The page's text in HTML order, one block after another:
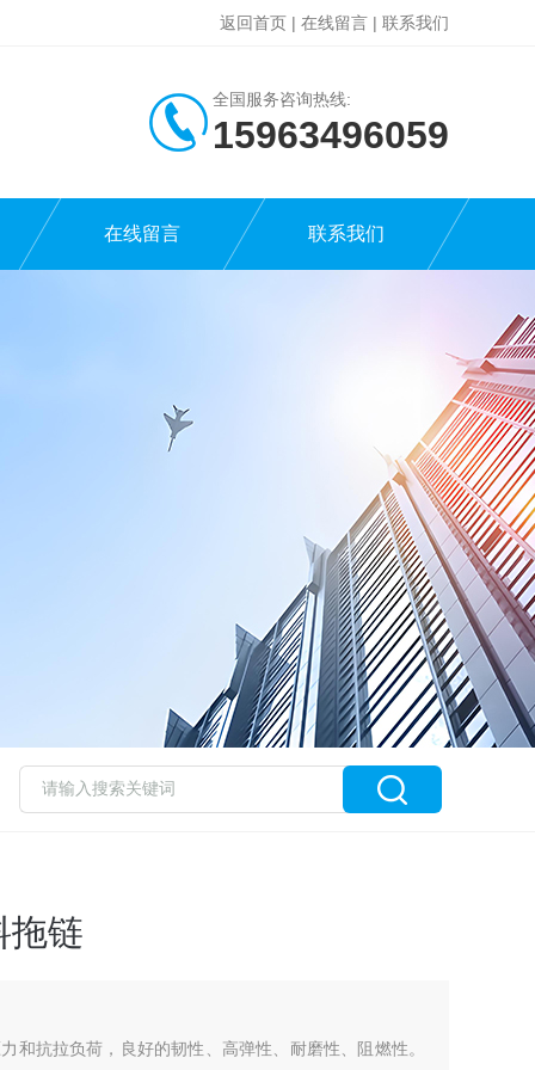
返回首页 | 在线留言 | 联系我们
全国服务咨询热线:
15963496059
在线留言 联系我们
拖链
和抗拉负荷，良好的韧性、高弹性、耐磨性、阻燃性。